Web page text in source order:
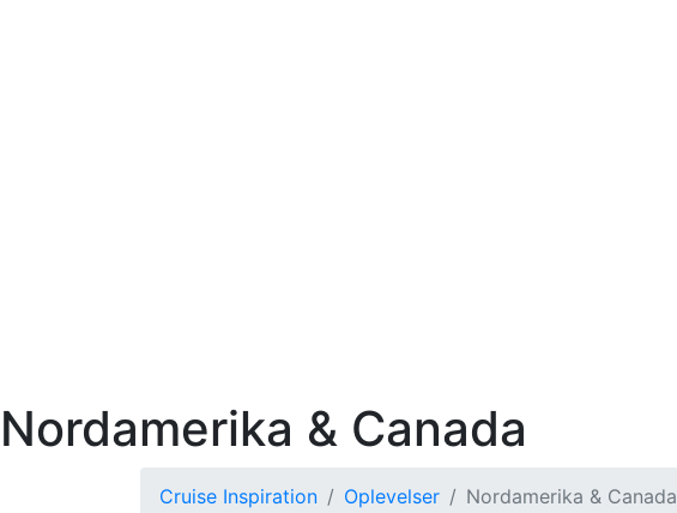
Nordamerika & Canada
Cruise Inspiration Oplevelser Nordamerika & Canada